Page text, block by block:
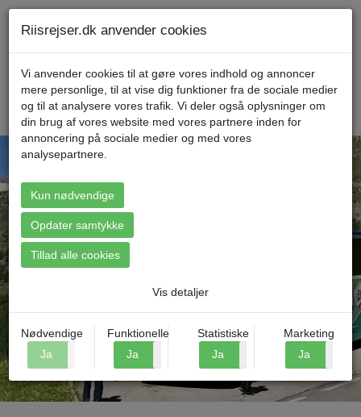
Menu
Riisrejser.dk anvender cookies
Vi anvender cookies til at gøre vores indhold og annoncer
mere personlige, til at vise dig funktioner fra de sociale medier
og til at analysere vores trafik. Vi deler også oplysninger om
din brug af vores website med vores partnere inden for
annoncering på sociale medier og med vores
analysepartnere.
Kun nødvendige
Opdater samtykke
Tillad alle cookies
Vis detaljer
Nødvendige
Ja
Funktionelle
Ja
Statistiske
Ja
Marketing
Ja